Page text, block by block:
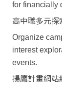
for financially
高中職多元
Organize
interest
events.
揚鷹計畫網站